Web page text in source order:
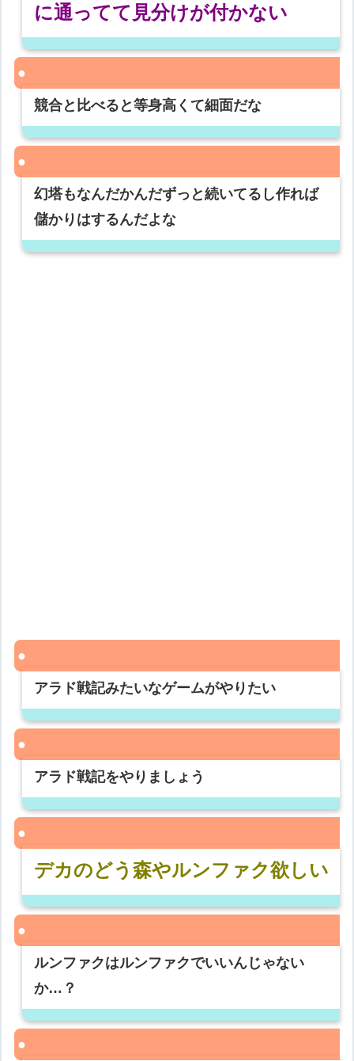
に通ってて見分けが付かない
競合と比べると等身高くて細面だな
幻塔もなんだかんだずっと続いてるし作れば
儲かりはするんだよな
アラド戦記みたいなゲームがやりたい
アラド戦記をやりましょう
デカのどう森やルンファク欲しい
ルンファクはルンファクでいいんじゃない
か…？